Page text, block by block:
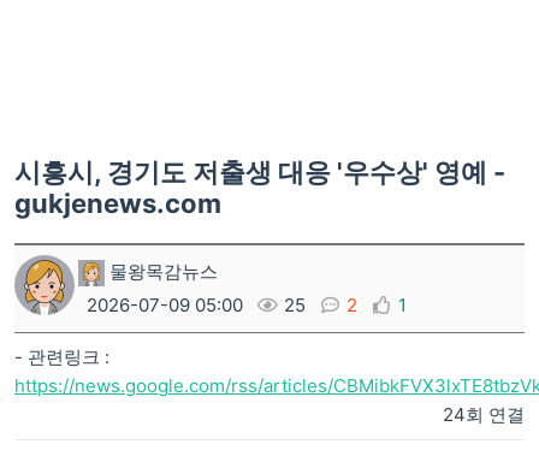
시흥시, 경기도 저출생 대응 '우수상' 영예 -
gukjenews.com
물왕목감뉴스
2026-07-09 05:00
25 2 1
- 관련링크 :
https://news.google.com/rss/articles/
24회 연결